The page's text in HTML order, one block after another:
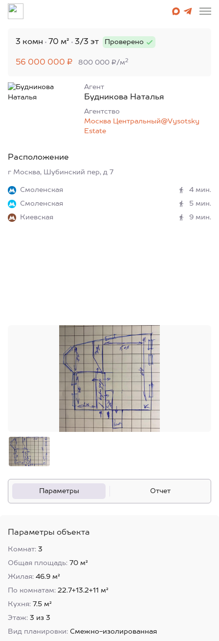
3 комн 70 м² 3/3 эт Проверено
56 000 000 ₽ 800 000 ₽/м 2
Агент
Будникова Наталья
Агентcтво
Москва Центральный@Vysotsky
Estate
Расположение
г Москва, Шубинский пер, д 7
Смоленская
4 мин.
Смоленская
5 мин.
Киевская
9 мин.
Параметры Отчет
Параметры объекта
Комнат: 3
Общая площадь: 70 м²
Жилая: 46.9 м²
По комнатам: 22.7+13.2+11 м²
Кухня: 7.5 м²
Этаж: 3 из 3
Вид планировки: Смежно-изолированная